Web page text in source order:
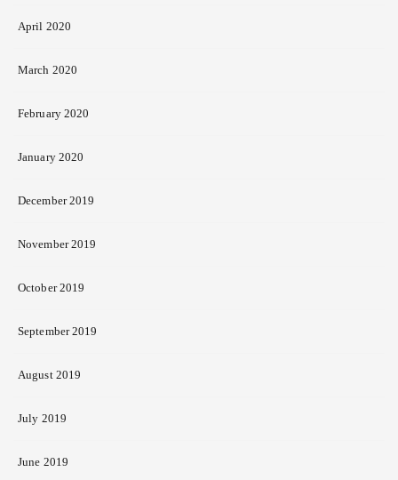
April 2020
March 2020
February 2020
January 2020
December 2019
November 2019
October 2019
September 2019
August 2019
July 2019
June 2019